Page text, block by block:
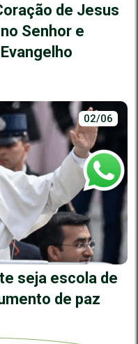
de Jesus
Senhor e
02/06
seja escola de
de paz